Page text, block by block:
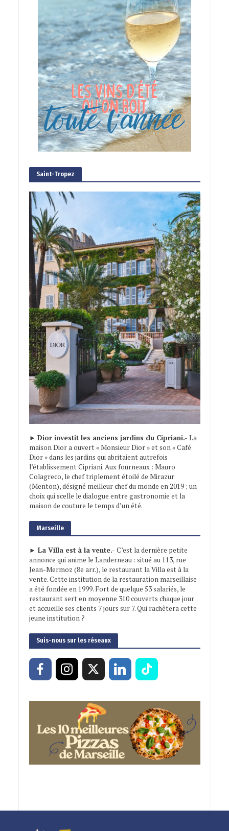
Saint-Tropez
► Dior investit les anciens jardins du Cipriani.- La
maison Dior a ouvert « Monsieur Dior » et son « Café
Dior » dans les jardins qui abritaient autrefois
l’établissement Cipriani. Aux fourneaux : Mauro
Colagreco, le chef triplement étoilé de Mirazur
(Menton), désigné meilleur chef du monde en 2019 ; un
choix qui scelle le dialogue entre gastronomie et la
maison de couture le temps d’un été.
Marseille
► La Villa est à la vente.- C’est la dernière petite
annonce qui anime le Landerneau : situé au 113, rue
Jean-Mermoz (8e arr.), le restaurant la Villa est à la
vente. Cette institution de la restauration marseillaise
a été fondée en 1999. Fort de quelque 53 salariés, le
restaurant sert en moyenne 310 couverts chaque jour
et accueille ses clients 7 jours sur 7. Qui rachètera cette
jeune institution ?
Suis-nous sur les réseaux